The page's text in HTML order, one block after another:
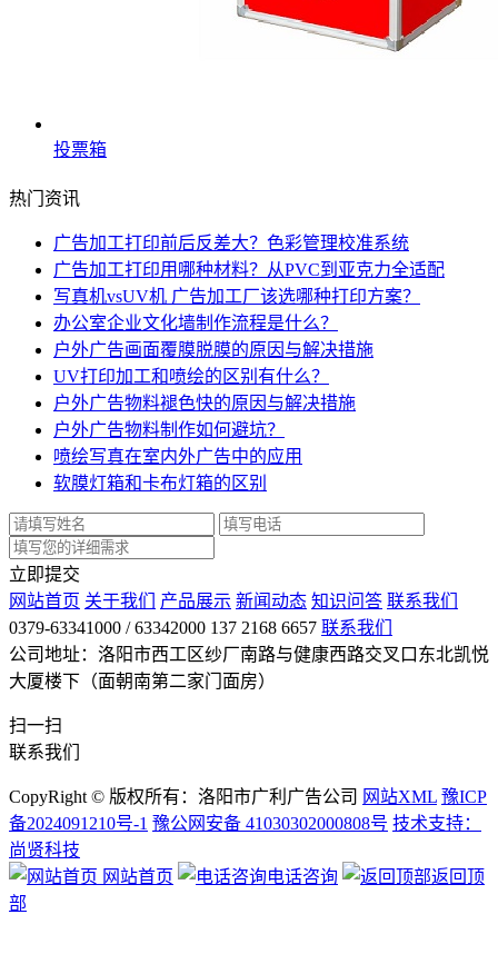
投票箱
热门资讯
广告加工打印前后反差大？色彩管理校准系统
广告加工打印用哪种材料？从PVC到亚克力全适配
写真机vsUV机 广告加工厂该选哪种打印方案？
办公室企业文化墙制作流程是什么？
户外广告画面覆膜脱膜的原因与解决措施
UV打印加工和喷绘的区别有什么？
户外广告物料褪色快的原因与解决措施
户外广告物料制作如何避坑？
喷绘写真在室内外广告中的应用
软膜灯箱和卡布灯箱的区别
立即提交
网站首页 关于我们 产品展示 新闻动态 知识问答 联系我们
0379-63341000 / 63342000 137 2168 6657 联系我们
公司地址：洛阳市西工区纱厂南路与健康西路交叉口东北凯悦
大厦楼下（面朝南第二家门面房）
扫一扫
联系我们
CopyRight © 版权所有：洛阳市广利广告公司 网站XML 豫ICP
备2024091210号-1 豫公网安备 41030302000808号 技术支持：
尚贤科技
网站首页
电话咨询
返回顶
部